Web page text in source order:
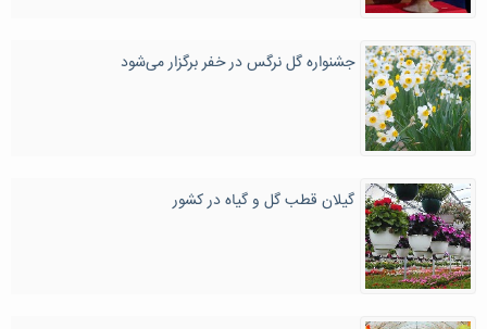
جشنواره گل نرگس در خفر برگزار می‌شود
گیلان قطب گل و گیاه در کشور